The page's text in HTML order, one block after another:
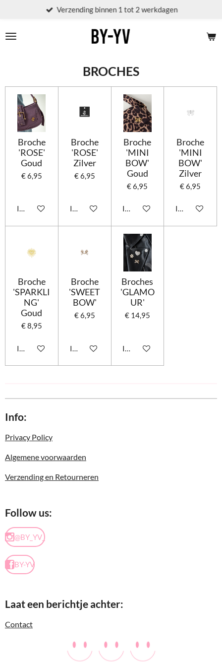
naar
de
Verzending binnen 1 tot 2 werkdagen
BROCHES
Broche
'ROSE'
Goud
€ 6,95
In winkelwagen
Broche
'ROSE'
Zilver
€ 6,95
In winkelwagen
Broche
'MINI
BOW'
Goud
€ 6,95
In winkelwagen
Broche
'MINI
BOW'
Zilver
€ 6,95
In
Broche
'SPARKLI
NG'
Goud
€ 8,95
In winkelwagen
Broche
'SWEET
BOW'
€ 6,95
In winkelwagen
Broches
'GLAMO
UR'
€ 14,95
In winkelwagen
Info:
Privacy Policy
Algemene voorwaarden
Verzending en Retourneren
Follow us:
@BY_YV_
BY-YV
Laat een berichtje achter:
Contact